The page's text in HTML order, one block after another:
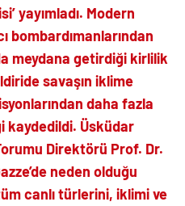
yayımladı. Modern
bombardımanlarından
meydana getirdiği kirlilik
savaşın iklime
daha fazla
kaydedildi. Üsküdar
Direktörü Prof. Dr.
neden olduğu
canlı türlerini, iklimi ve